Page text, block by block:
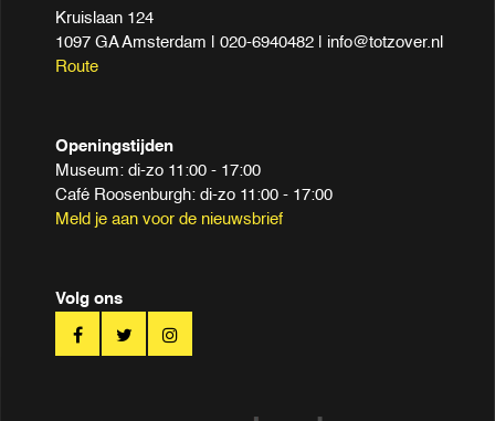
Kruislaan 124
1097 GA Amsterdam | 020-6940482 | info@totzover.nl
Route
Openingstijden
Museum: di-zo 11:00 - 17:00
Café Roosenburgh: di-zo 11:00 - 17:00
Meld je aan voor de nieuwsbrief
Volg ons